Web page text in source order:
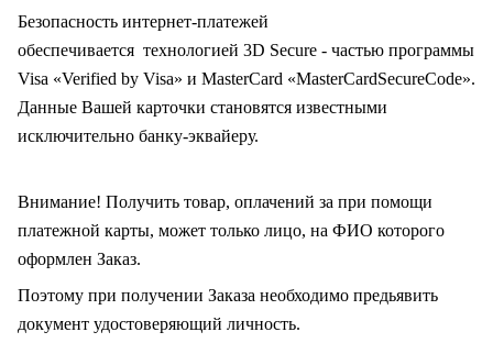
Безопасность интернет-платежей
обеспечивается технологией 3D Secure - частью программы
Visa «Verified by Visa» и MasterCard «MasterCardSecureCode».
Данные Вашей карточки становятся известными
исключительно банку-эквайеру.
Внимание! Получить товар, оплачений за при помощи
платежной карты, может только лицо, на ФИО которого
оформлен Заказ.
Поэтому при получении Заказа необходимо предьявить
документ удостоверяющий личность.